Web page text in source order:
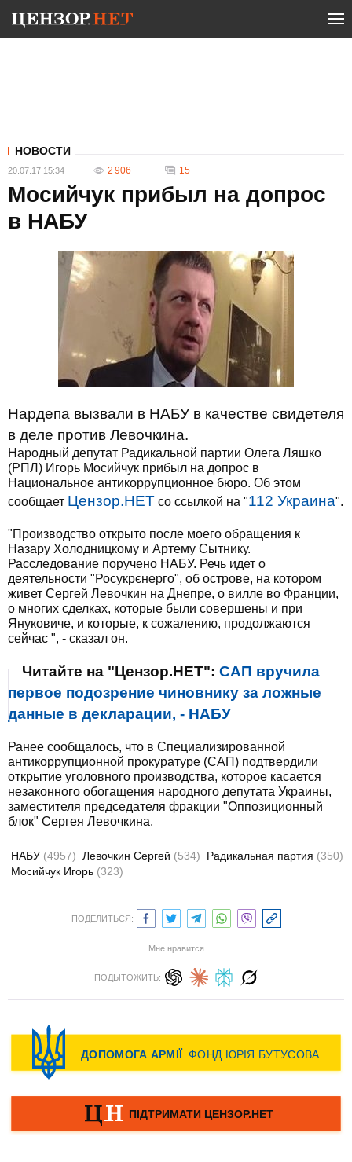
НОВОСТИ
20.07.17 15:34 2 906 15
Мосийчук прибыл на допрос
в НАБУ
Нардепа вызвали в НАБУ в качестве свидетеля
в деле против Левочкина.
Народный депутат Радикальной партии Олега Ляшко
(РПЛ) Игорь Мосийчук прибыл на допрос в
Национальное антикоррупционное бюро. Об этом
сообщает Цензор.НЕТ со ссылкой на "112 Украина".
"Производство открыто после моего обращения к
Назару Холодницкому и Артему Сытнику.
Расследование поручено НАБУ. Речь идет о
деятельности "Росукрєнерго", об острове, на котором
живет Сергей Левочкин на Днепре, о вилле во Франции,
о многих сделках, которые были совершены и при
Януковиче, и которые, к сожалению, продолжаются
сейчас ", - сказал он.
Читайте на "Цензор.НЕТ": САП вручила
первое подозрение чиновнику за ложные
данные в декларации, - НАБУ
Ранее сообщалось, что в Специализированной
антикоррупционной прокуратуре (САП) подтвердили
открытие уголовного производства, которое касается
незаконного обогащения народного депутата Украины,
заместителя председателя фракции "Оппозиционный
блок" Сергея Левочкина.
НАБУ (4957) Левочкин Сергей (534) Радикальная партия (350)
Мосийчук Игорь (323)
ПОДЕЛИТЬСЯ:
Мне нравится
ПОДЫТОЖИТЬ: